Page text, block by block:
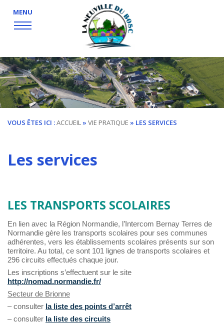
MENU
VOUS ÊTES ICI :ACCUEIL » VIE PRATIQUE » LES SERVICES
Les services
LES TRANSPORTS SCOLAIRES
En lien avec la Région Normandie, l’Intercom Bernay Terres de
Normandie gère les transports scolaires pour ses communes
adhérentes, vers les établissements scolaires présents sur son
territoire. Au total, ce sont 101 lignes de transports scolaires et
296 circuits effectués chaque jour.
Les inscriptions s’effectuent sur le site
http://nomad.normandie.fr/
Secteur de Brionne
– consulter la liste des points d’arrêt
– consulter la liste des circuits